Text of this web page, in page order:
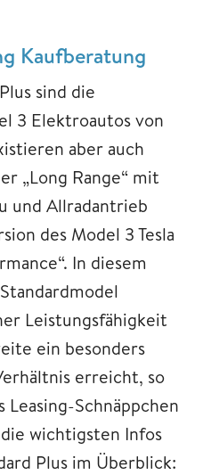
Kaufberatung
sind die
3 Elektroautos von
aber auch
„Long Range“ mit
und Allradantrieb
des Model 3 Tesla
In diesem
Leistungsfähigkeit
ein besonders
erreicht, so
Leasing-Schnäppchen
wichtigsten Infos
Plus im Überblick: